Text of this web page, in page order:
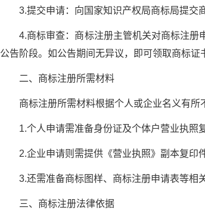
3.提交申请：向国家知识产权局商标局提交商
4.商标审查：商标注册主管机关对商标注册
公告阶段。如公告期间无异议，即可领取商标证
二、商标注册所需材料
商标注册所需材料根据个人或企业名义有所
1.个人申请需准备身份证及个体户营业执照复
2.企业申请则需提供《营业执照》副本复印件
3.还需准备商标图样、商标注册申请表等相关
三、商标注册法律依据